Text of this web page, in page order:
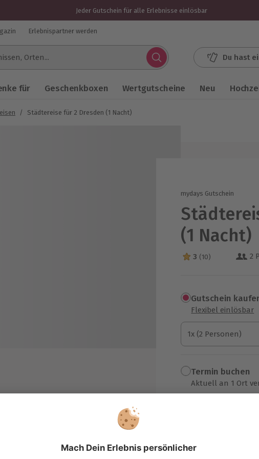
Jeder Gutschein für alle Erlebnisse einlösbar
Erlebnispartner werden
Du hast
für Geschenkboxen Wertgutscheine Neu
/ Städtereise für 2 Dresden (1 Nacht)
mydays Gutschein
(1 Nacht)
3 Sterne von 5 aus 10
3 (10) 2
Gutschein
Flexibel einlösbar
1x (2 Personen)
1x (2 Personen)
1x (2 Personen)
Termin buchen
Aktuell an 1 Ort
Dresden Neustadt